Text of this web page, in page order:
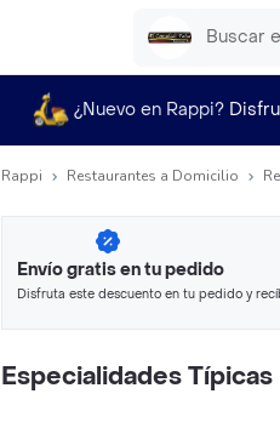
¿Nuevo en Rappi?
Rappi Restaurantes a Domicilio
Envío gratis en tu pedido
Disfruta este descuento en tu pedido y
Especialidades Típicas